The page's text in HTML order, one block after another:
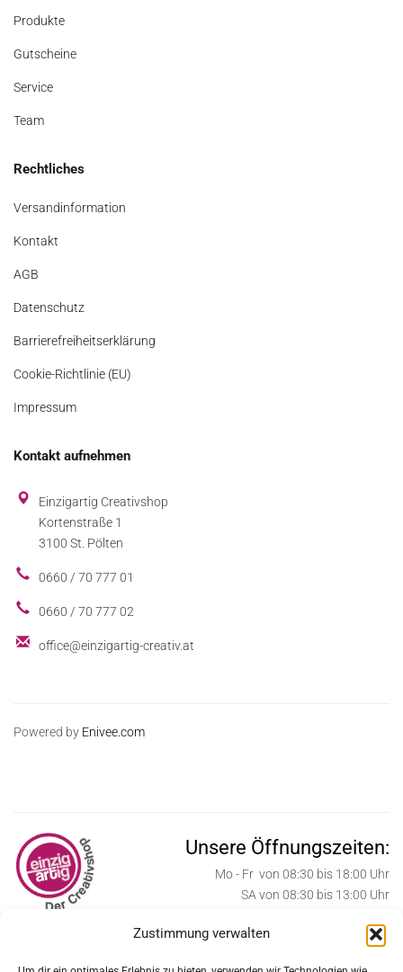
Zustimmung verwalten
Produkte
Gutscheine
Service
Team
Rechtliches
Versandinformation
Kontakt
AGB
Datenschutz
Barrierefreiheitserklärung
Cookie-Richtlinie (EU)
Impressum
Kontakt aufnehmen
Einzigartig Creativshop
Kortenstraße 1
3100 St. Pölten
0660 / 70 777 01
0660 / 70 777 02
office@einzigartig-creativ.at
Powered by Enivee.com
Unsere Öffnungszeiten:
Mo - Fr von 08:30 bis 18:00 Uhr
SA von 08:30 bis 13:00 Uhr
ab Oktober bis Weihnachten: